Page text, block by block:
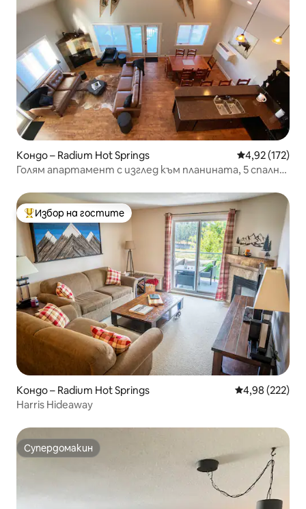
Кондо – Radium Hot Springs Средна
4,92 (172)
Голям апартамент с изглед към планината, 5 спални,
Най-популярен избор на гостите
Избор на гостите
Кондо – Radium Hot Springs Средна
4,98 (222)
Harris Hideaway
Супердомакин
Супердомакин